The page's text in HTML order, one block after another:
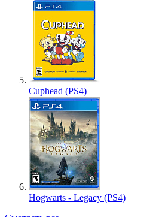
Cuphead (PS4)
Hogwarts - Legacy (PS4)